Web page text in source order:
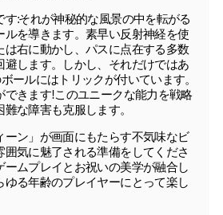
:それが神秘的な風景の中を転がる
ルを導きます。素早い反射神経を使
は右に動かし、パスに点在する多数
避します。しかし、それだけではあ
ールにはトリックが付いています。
できます!このユニークな能力を戦略
な障害も克服します。
ーン」が画面にもたらす不気味なビ
気に魅了される準備をしてくださ
ームプレイとお祝いの美学が融合し
ゆる年齢のプレイヤーにとって楽し